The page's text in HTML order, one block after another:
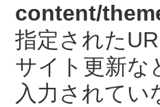
content/
指定された
サイト更新な
入力されてい